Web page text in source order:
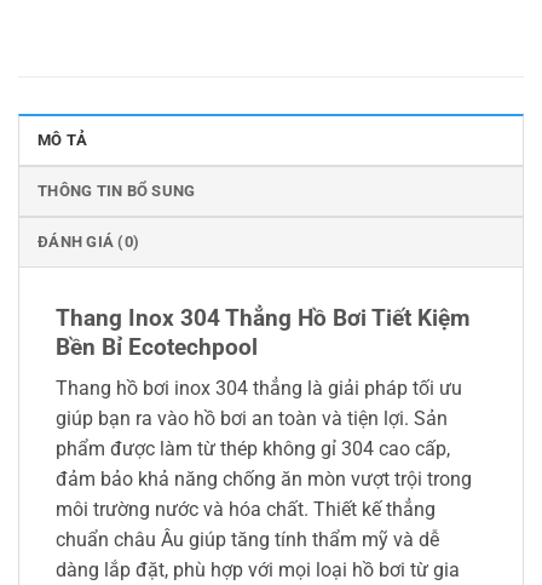
MÔ TẢ
THÔNG TIN BỔ SUNG
ĐÁNH GIÁ (0)
Thang Inox 304 Thẳng Hồ Bơi Tiết Kiệm
Bền Bỉ Ecotechpool
Thang hồ bơi inox 304 thẳng là giải pháp tối ưu
giúp bạn ra vào hồ bơi an toàn và tiện lợi. Sản
phẩm được làm từ thép không gỉ 304 cao cấp,
đảm bảo khả năng chống ăn mòn vượt trội trong
môi trường nước và hóa chất. Thiết kế thẳng
chuẩn châu Âu giúp tăng tính thẩm mỹ và dễ
dàng lắp đặt, phù hợp với mọi loại hồ bơi từ gia